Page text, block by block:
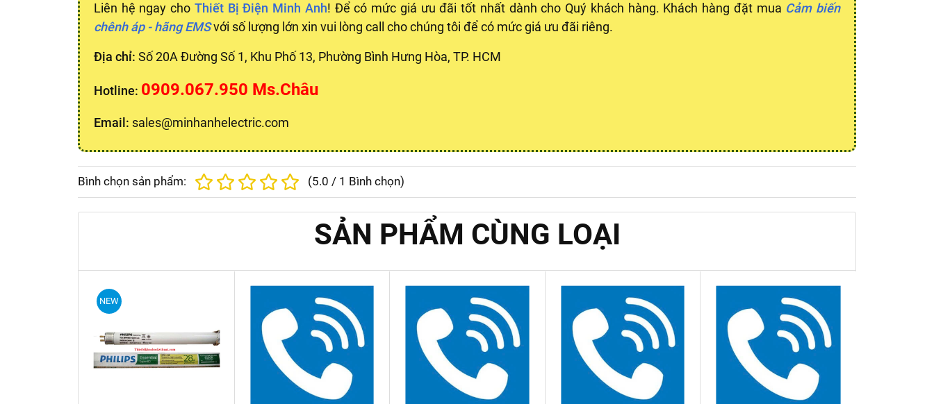
Liên hệ ngay cho Thiết Bị Điện Minh Anh! Để có mức giá ưu đãi tốt nhất dành cho Quý khách hàng. Khách hàng đặt mua Cảm biến
chênh áp - hãng EMSvới số lượng lớn xin vui lòng call cho chúng tôi để có mức giá ưu đãi riêng.
Địa chỉ: Số 20A Đường Số 1, Khu Phố 13, Phường Bình Hưng Hòa, TP. HCM
Hotline: 0909.067.950 Ms.Châu
Email: sales@minhanhelectric.com
Bình chọn sản phẩm: (5.0 / 1 Bình chọn)
SẢN PHẨM CÙNG LOẠI
NEW